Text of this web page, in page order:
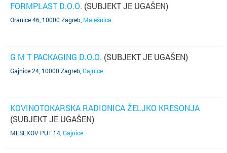
FORMPLAST D.O.O. (SUBJEKT JE UGAŠEN)
Oranice 46, 10000 Zagreb Malešnica
G M T PACKAGING D.O.O. (SUBJEKT JE UGAŠEN)
Gajnice 24, 10000 Zagreb Gajnice
KOVINOTOKARSKA RADIONICA ŽELJKO KRESONJA
(SUBJEKT JE UGAŠEN)
MESEKOV PUT 14 Gajnice